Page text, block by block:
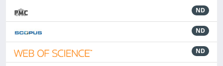
ND
ND
ND